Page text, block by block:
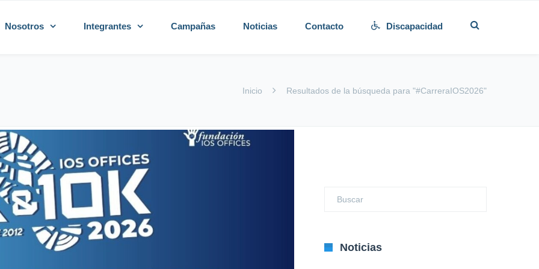
Nosotros Integrantes Campañas Noticias Contacto Discapacidad
Inicio Resultados de la búsqueda para "#CarreraIOS2026"
Noticias